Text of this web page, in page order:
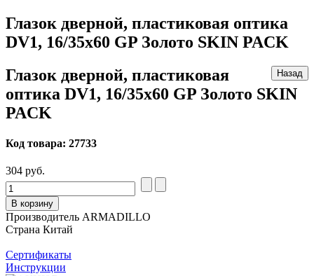
Глазок дверной, пластиковая оптика
DV1, 16/35х60 GP Золото SKIN PACK
Глазок дверной, пластиковая
оптика DV1, 16/35х60 GP Золото SKIN
PACK
Код товара: 27733
304 руб.
В корзину
Производитель ARMADILLO
Страна Китай
Сертификаты
Инструкции